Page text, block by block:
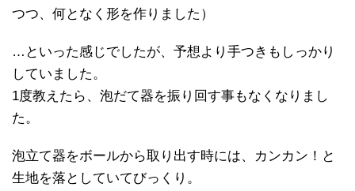
つつ、何となく形を作りました）
…といった感じでしたが、予想より手つきもしっかり
していました。
1度教えたら、泡だて器を振り回す事もなくなりまし
た。
泡立て器をボールから取り出す時には、カンカン！と
生地を落としていてびっくり。